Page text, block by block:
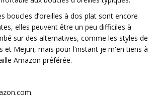
boucles d’oreilles à dos plat sont encore
elles peuvent être un peu difficiles à
sur des alternatives, comme les styles de
et Mejuri, mais pour l'instant je m'en tiens à
Amazon préférée.